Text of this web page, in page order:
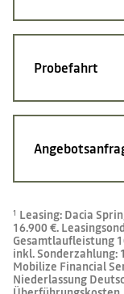
Probefahrt
1 Leasing: Dacia
16.900 €.
Gesamtlaufleistung
inkl. Sonderzahlung:
Mobilize Financial
Niederlassung